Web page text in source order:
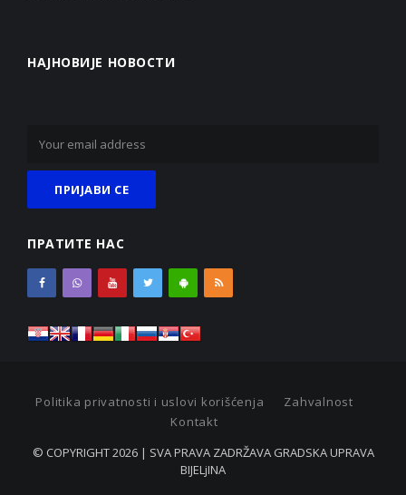
НАЈНОВИЈЕ НОВОСТИ
ПРАТИТЕ НАС
Politika privatnosti i uslovi korišćenja
Zahvalnost
Kontakt
© COPYRIGHT 2026 | SVA PRAVA ZADRŽAVA GRADSKA UPRAVA
BIJELjINA